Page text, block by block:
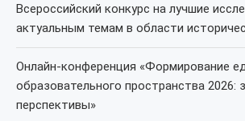
Всероссийский конкурс на лучшие
актуальным темам в области
Онлайн-конференция «Формирование
образовательного пространства 2026:
перспективы»